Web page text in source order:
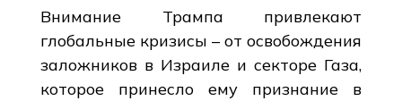
Внимание Трампа привлекают
глобальные кризисы – от освобождения
заложников в Израиле и секторе Газа,
которое принесло ему признание в